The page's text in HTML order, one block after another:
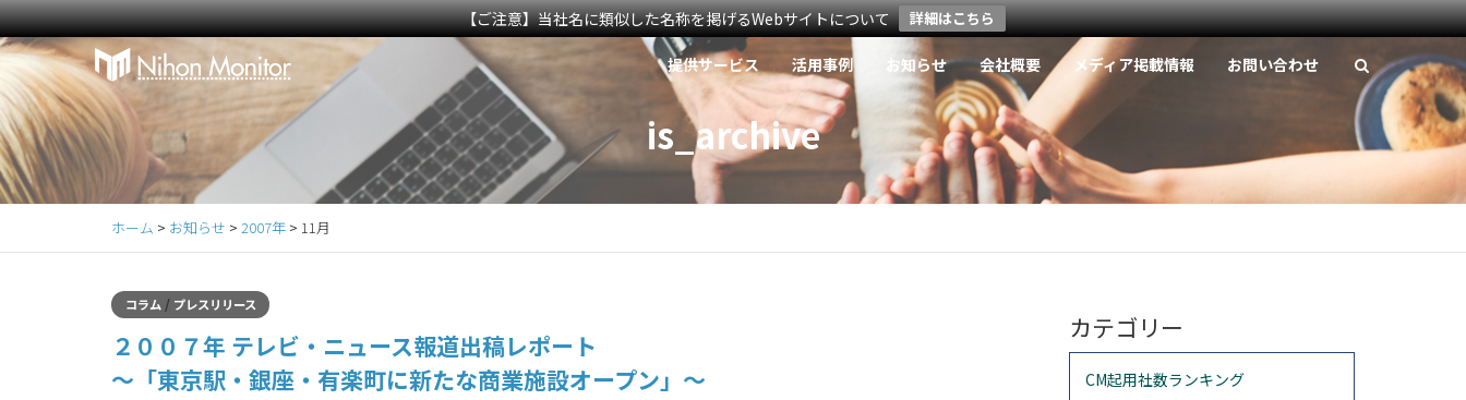
【ご注意】当社名に類似した名称を掲げるWebサイトについて 詳細はこちら
Primary
Menu
S
i
p
t
o
c
提供サービス 活用事例 お知らせ 会社概要 メディア掲載情報 お問い合わせ
is_archive
ホーム > お知らせ > 2007年 > 11月
コラム/ プレスリリース
２００７年 テレビ・ニュース報道出稿レポート
～「東京駅・銀座・有楽町に新たな商業施設オープン」～
カテゴリー
CM起用社数ランキング